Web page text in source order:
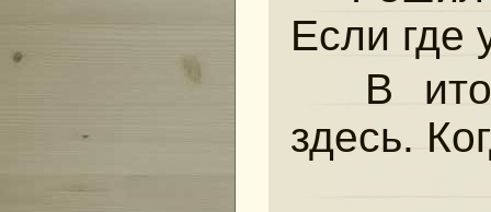
Если где
В
здесь.